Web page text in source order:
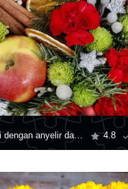
Komposisi dengan anyelir dan krisan 4.8